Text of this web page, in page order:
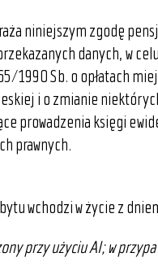
niniejszym zgodę
danych, w
1990 Sb. o opłatach
i o zmianie
prowadzenia księgi
prawnych.
wchodzi w życie z
przy użyciu AI; w